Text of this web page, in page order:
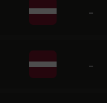
-
-